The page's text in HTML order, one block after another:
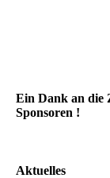
Ein Dank an die
Sponsoren !
Aktuelles